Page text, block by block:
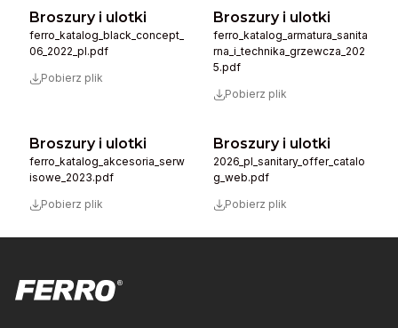
Broszury i ulotki
ferro_katalog_black_concept_
06_2022_pl.pdf
Pobierz plik
Broszury i ulotki
ferro_katalog_armatura_sanita
rna_i_technika_grzewcza_202
5.pdf
Pobierz plik
Broszury i ulotki
ferro_katalog_akcesoria_serw
isowe_2023.pdf
Pobierz plik
Broszury i ulotki
2026_pl_sanitary_offer_catalo
g_web.pdf
Pobierz plik